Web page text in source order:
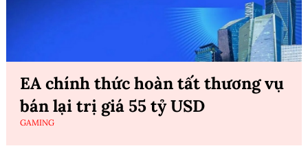
EA chính thức hoàn tất thương vụ
bán lại trị giá 55 tỷ USD
GAMING